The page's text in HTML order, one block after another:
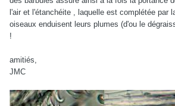
l'air et l'étanchéite , laquelle est complétée par
oiseaux enduisent leurs plumes (d'ou le
!
amitiés,
JMC